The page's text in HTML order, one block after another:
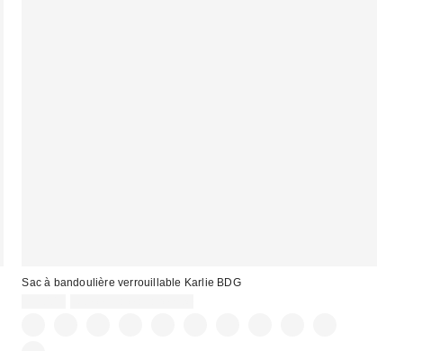
Sac à bandoulière verrouillable Karlie BDG